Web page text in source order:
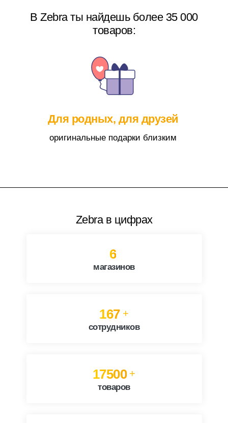
В Zebra ты найдешь более 35 000
товаров:
Реализуй свой потенциал
товары для творческих людей
Zebra в цифрах
6
магазинов
211 +
сотрудников
22167 +
товаров